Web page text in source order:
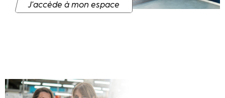
J'accède à mon espace